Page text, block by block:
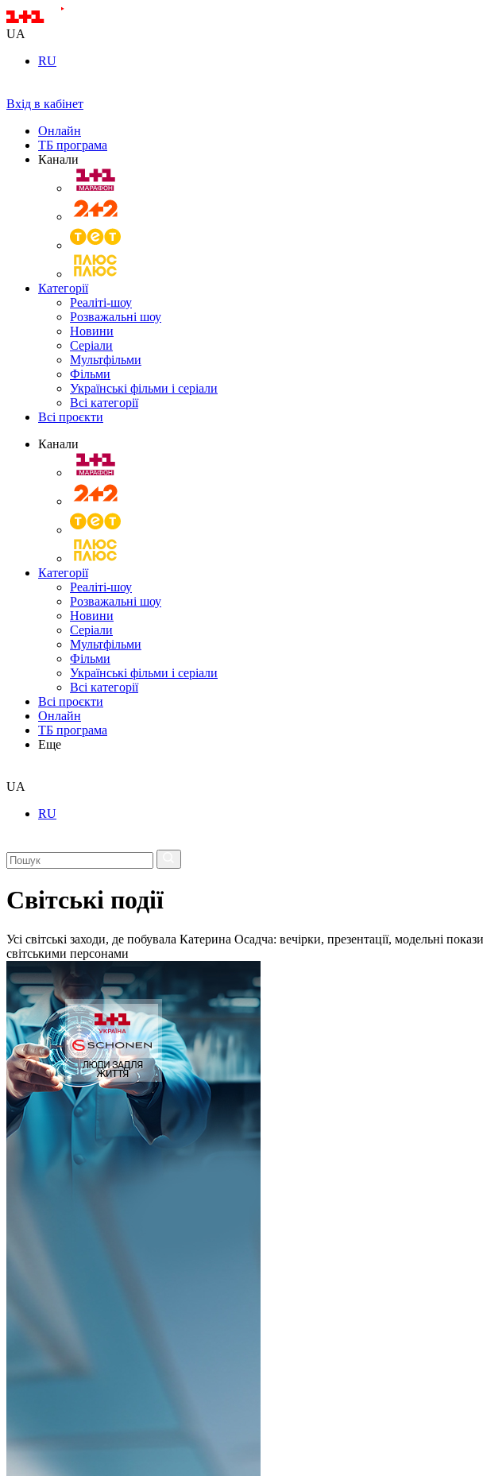
UA
RU
Вхід в кабінет
Онлайн
ТБ програма
Канали
Категорії
Реаліті-шоу
Розважальні шоу
Новини
Серіали
Мультфільми
Фільми
Українські фільми і серіали
Всі категорії
Всі проєкти
Канали
Категорії
Реаліті-шоу
Розважальні шоу
Новини
Серіали
Мультфільми
Фільми
Українські фільми і серіали
Всі категорії
Всі проєкти
Онлайн
ТБ програма
Еще
UA
RU
Світські події
Усі світські заходи, де побувала Катерина Осадча: вечірки, презентації, модельні
світськими персонами